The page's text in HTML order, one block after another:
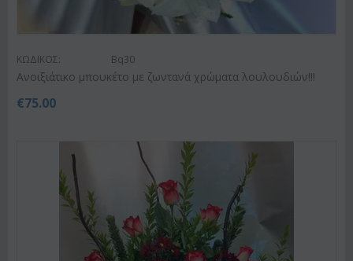
ΚΩΔΙΚΟΣ: Bq30
Ανοιξιάτικο μπουκέτο με ζωντανά χρώματα λουλουδιών!!!
€75.00